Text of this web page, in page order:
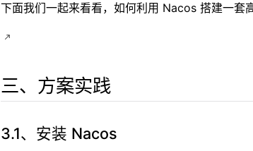
下面我们一起来看看，如何利用 Nacos 搭建一套
三、方案实践
3.1、安装 Nacos